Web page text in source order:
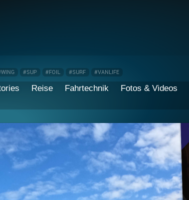
#SUP #FOIL #SURF #VANLIFE
Reise Fahrtechnik Fotos & Videos